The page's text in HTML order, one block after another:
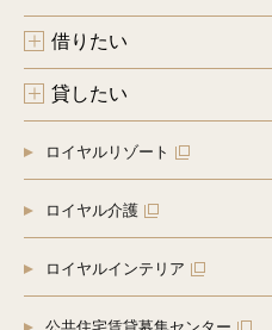
借りたい
貸したい
ロイヤルリゾート
ロイヤル介護
ロイヤルインテリア